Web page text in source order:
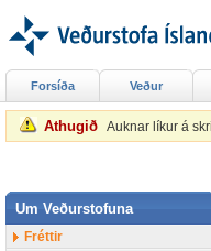
Athugið Auknar líkur á
Forsíða Veður
Um Veðurstofuna
Fréttir